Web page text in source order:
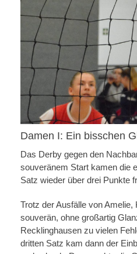
Damen I: Ein bisschen
Das Derby gegen den
souveränem Start kamen die
Satz wieder über drei Punkte
Trotz der Ausfälle von
souverän, ohne großartig
Recklinghausen zu vielen
dritten Satz kam dann der